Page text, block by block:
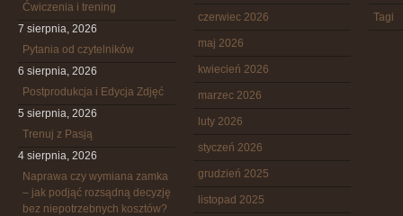
Ćwiczenia i trening
7 sierpnia, 2026
Pytania od czytelników
6 sierpnia, 2026
Postprodukcja i Edycja Zdjęć
5 sierpnia, 2026
Trenuj z Pasją
4 sierpnia, 2026
Naprawa czy wymiana zamka
– jak podjąć rozsądną decyzję
bez niepotrzebnych kosztów?
czerwiec 2026
maj 2026
kwiecień 2026
marzec 2026
luty 2026
styczeń 2026
grudzień 2025
listopad 2025
Tagi